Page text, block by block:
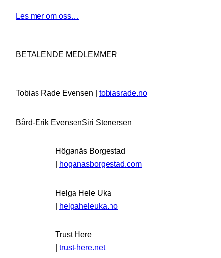
Les mer om oss…
BETALENDE MEDLEMMER
Tobias Rade Evensen | tobiasrade.no
Bård-Erik EvensenSiri Stenersen
Höganäs Borgestad
| hoganasborgestad.com
Helga Hele Uka
| helgaheleuka.no
Trust Here
trust-here.net